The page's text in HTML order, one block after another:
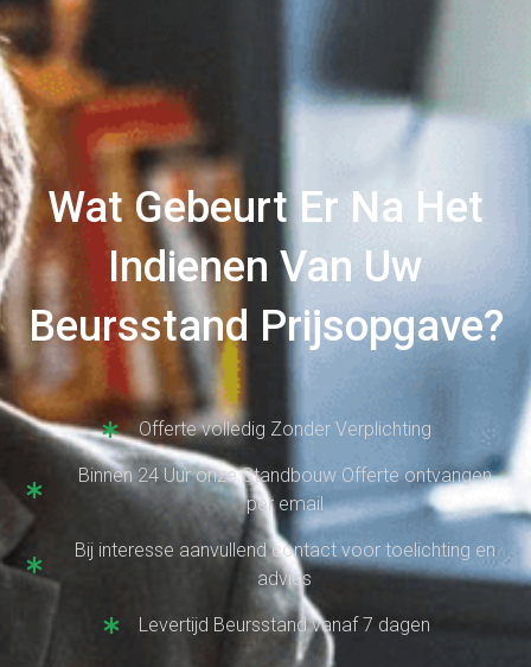
Wat Gebeurt Er Na Het
Indienen Van Uw
Beursstand Prijsopgave?
Offerte volledig Zonder Verplichting
Binnen 24 Uur onze Standbouw Offerte ontvangen
per email
Bij interesse aanvullend contact voor toelichting en
advies
Levertijd Beursstand vanaf 7 dagen